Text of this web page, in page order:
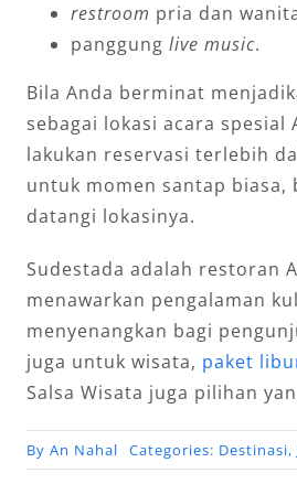
restroom pria dan
panggung live music.
Bila Anda berminat
sebagai lokasi acara spesial
lakukan reservasi terlebih
untuk momen santap biasa,
datangi lokasinya.
Sudestada adalah restoran
menawarkan pengalaman
menyenangkan bagi
juga untuk wisata, paket
Salsa Wisata juga pilihan
By An Nahal Categories: Destinasi,